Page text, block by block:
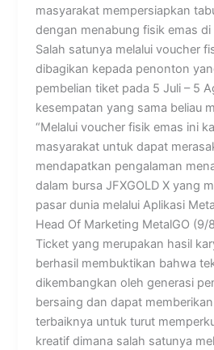
masyarakat mempersiapkan
dengan menabung fisik emas di
Salah satunya melalui voucher
dibagikan kepada penonton
pembelian tiket pada 5 Juli – 5
kesempatan yang sama beliau
“Melalui voucher fisik emas ini
masyarakat untuk dapat
mendapatkan pengalaman
dalam bursa JFXGOLD X yang
pasar dunia melalui Aplikasi
Head Of Marketing MetalGO (9/
Ticket yang merupakan hasil
berhasil membuktikan bahwa
dikembangkan oleh generasi
bersaing dan dapat
terbaiknya untuk turut
kreatif dimana salah satunya